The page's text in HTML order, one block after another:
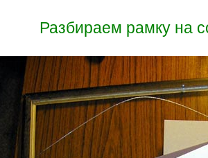
Разбираем рамку на